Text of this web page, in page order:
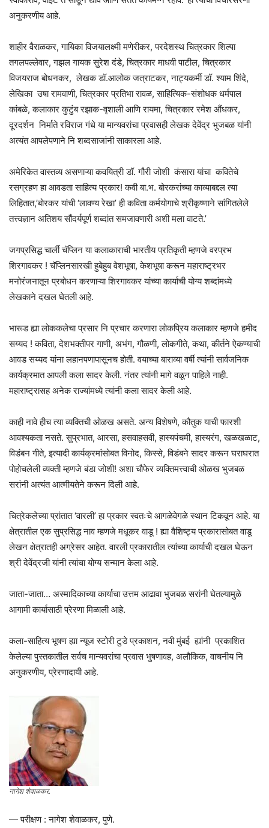
अनुकरणीय आहे.
शाहीर वैराळकर, गायिका विजयालक्ष्मी मणेरीकर, परदेशस्थ चित्रकार शिल्पा
तगलपल्लेवार, गझल गायक सुरेश दंडे,‌ चित्रकार माधवी पाटील, चित्रकार
विजयराज बोधनकर, लेखक डॉ.आलोक जत्राटकर,‌ नाट्यकर्मी डॉ. श्याम शिंदे,
लेखिका उषा रामवाणी, चित्रकार प्रतिभा रावळ,‌ साहित्यिक-संशोधक धर्मपाल
कांबळे, कलाकार कुटुंब रझाक-वृशाली आणि रायमा, चित्रकार रमेश औंधकर,
दूरदर्शन निर्माते रविराज गंधे या मान्यवरांचा प्रवासही लेखक देवेंद्र भुजबळ यांनी
अत्यंत आपलेपणाने नि शब्दसाजांनी साकारला आहे.
अमेरिकेत वास्तव्य असणाऱ्या कवयित्री डॉ. गौरी जोशी कंसारा यांचा कवितेचे
रसग्रहण हा आवडता साहित्य प्रकार! कवी बा.भ. बोरकरांच्या काव्याबद्दल त्या
लिहितात,’बोरकर यांची ‘लावण्य रेखा’ ही कविता कर्मयोगाचे श्रीकृष्णाने सांगितलेले
तत्त्वज्ञान अतिशय सौंदर्यपूर्ण शब्दांत समजावणारी अशी मला वाटते.’
जगप्रसिद्ध चार्ली चॅप्लिन या कलाकाराची भारतीय प्रतिकृती म्हणजे वरप्रभ
शिरगावकर ! चॅप्लिनसारखी हुबेहुब वेशभूषा, केशभूषा करून महाराष्ट्रभर
मनोरंजनातून प्रबोधन करणाऱ्या शिरगावकर यांच्या कार्याची योग्य शब्दांमध्ये
लेखकाने दखल घेतली आहे.
भारूड ह्या लोककलेचा प्रसार नि प्रचार करणारा लोकप्रिय कलाकार म्हणजे हमीद
सय्यद ! कविता, देशभक्तीपर गाणी, अभंग, गौळणी, लोकगीते, कथा, कीर्तने ऐकण्याची
आवड सय्यद यांना लहानपणापासूनच होती. वयाच्या बाराव्या वर्षी त्यांनी सार्वजनिक
कार्यक्रमात आपली कला सादर केली. नंतर त्यांनी मागे वळून पाहिले नाही.‌
महाराष्ट्रासह अनेक राज्यांमध्ये त्यांनी कला सादर केली आहे.
काही नावे हीच त्या व्यक्तिची ओळख असते. अन्य विशेषणे, कौतुक याची फारशी
आवश्यकता नसते. सुप्रभात, आरसा, हसवाहसवी, हास्यपंचमी, हास्यरंग, खळखळाट,‌
विडंबन गीते, इत्यादी कार्यक्रमांसोबत विनोद, किस्से, विडंबने सादर करून घराघरात
पोहोचलेली व्यक्ती म्हणजे बंडा जोशी! अशा चौफेर व्यक्तिमत्त्वाची ओळख भुजबळ
सरांनी अत्यंत आत्मीयतेने करून दिली आहे.
चित्रेकलेच्या प्रांतात ‘वारली’ हा प्रकार स्वतःचे आगळेवेगळे स्थान टिकवून आहे. या
क्षेत्रातील एक सुप्रसिद्ध नाव म्हणजे मधूकर वाडू ! ह्या वैशिष्ट्य प्रकारासोबत वाडू
लेखन क्षेत्रातही अग्रेसर आहेत. वारली प्रकारातील त्यांच्या कार्याची दखल घेऊन
श्री देवेंद्रजी यांनी त्यांचा योग्य सन्मान केला आहे.
जाता-जाता… अस्मादिकाच्या कार्याचा उत्तम आढावा भुजबळ सरांनी घेतल्यामुळे
आगामी कार्यासाठी प्रेरणा मिळाली आहे.
कला-साहित्य भूषण ह्या न्यूज स्टोरी टुडे प्रकाशन, नवी मुंबई ह्यांनी प्रकाशित
केलेल्या पुस्तकातील सर्वच मान्यवरांचा प्रवास भुषणावह, अलौकिक, वाचनीय नि
अनुकरणीय, प्रेरणादायी आहे.
नागेश शेवाळकर.
— परीक्षण : नागेश शेवाळकर, पुणे.